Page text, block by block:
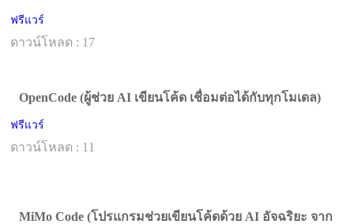
ฟรีแวร์
ดาวน์โหลด : 17
OpenCode (ผู้ช่วย AI เขียนโค้ด เชื่อมต่อได้กับทุกโมเดล)
ฟรีแวร์
ดาวน์โหลด : 11
MiMo Code (โปรแกรมช่วยเขียนโค้ดด้วย AI อัจฉริยะ จาก